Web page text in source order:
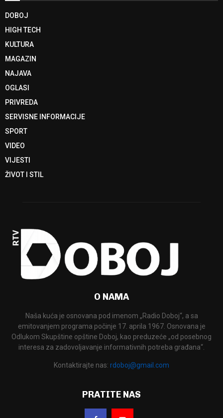
DOBOJ
HIGH TECH
KULTURA
MAGAZIN
NAJAVA
OGLASI
PRIVREDA
SERVISNE INFORMACIJE
SPORT
VIDEO
VIJESTI
ŽIVOT I STIL
O NAMA
Naša kuća je osnovana pod imenom „Radio Doboj“, a sa
emitovanjem programa počinje 17. aprila 1967. Osnovana je
Odlukom Skupštine opštine Doboj, kao preduzeće „od posebnog
interesa za zadovoljavanje informativnih potreba građana“.
Kontaktirajte nas: rdoboj@gmail.com
PRATITE NAS